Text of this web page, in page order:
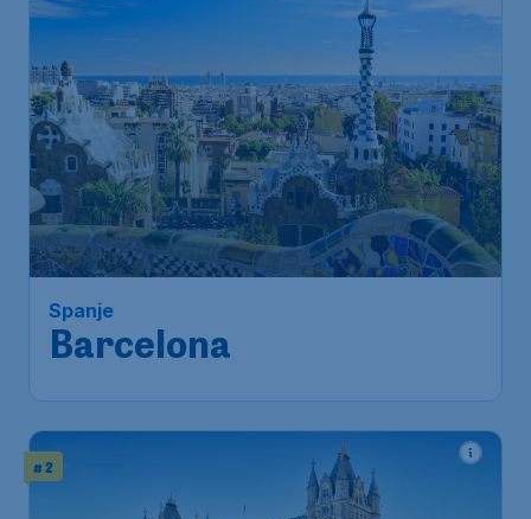
Spanje
Barcelona
€103*
from
Schiphol
Barcelona
Barcelona-El Prat Airport
# 2